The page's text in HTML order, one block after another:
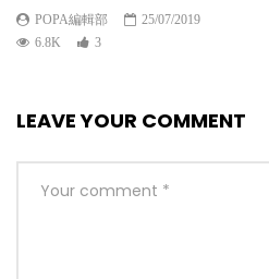
POPA編輯部
25/07/2019
6.8K
3
LEAVE YOUR COMMENT